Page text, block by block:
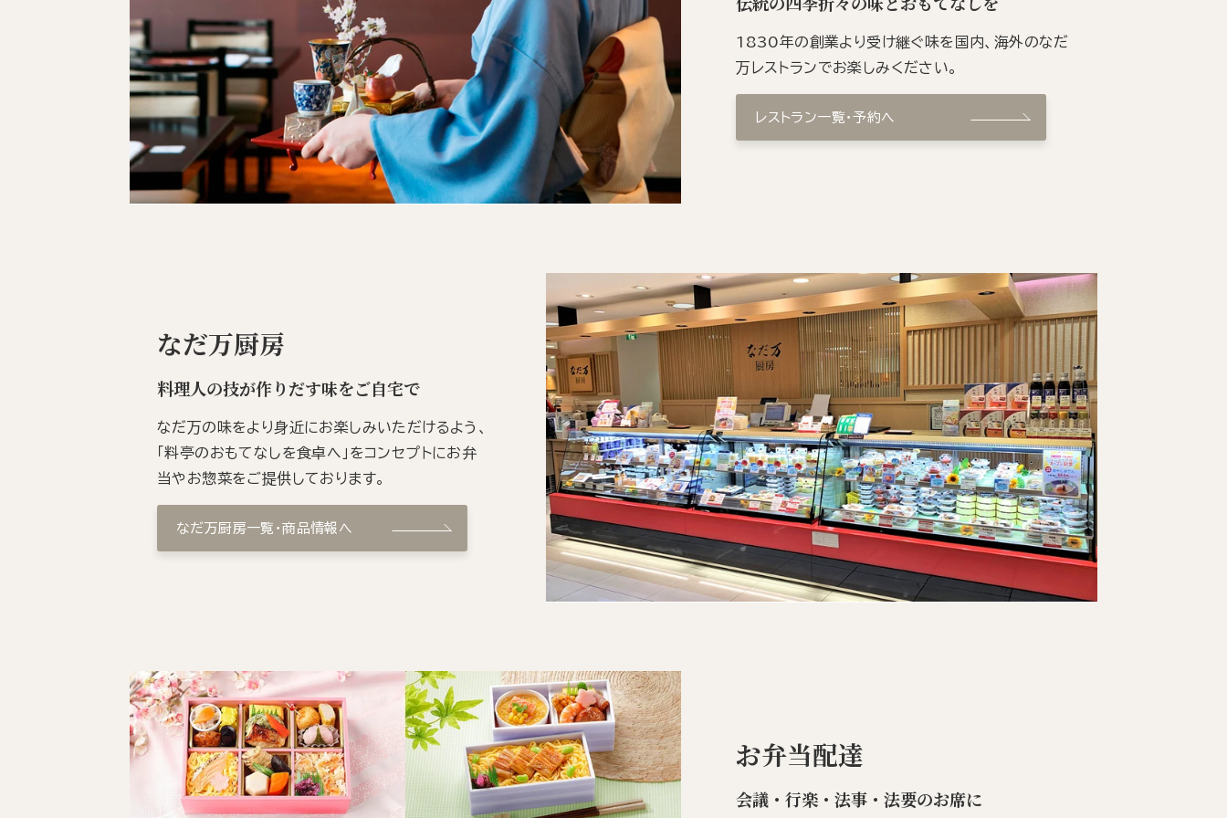
1830年の創業より受け継ぐ味を国内、海外のなだ
万レストランでお楽しみください。
レストラン一覧・予約へ
なだ万厨房
料理人の技が作りだす味をご自宅で
なだ万の味をより身近にお楽しみいただけるよう、
「料亭のおもてなしを食卓へ」をコンセプトにお弁
当やお惣菜をご提供しております。
なだ万厨房一覧・商品情報へ
お弁当配達
会議・行楽・法事・法要のお席に